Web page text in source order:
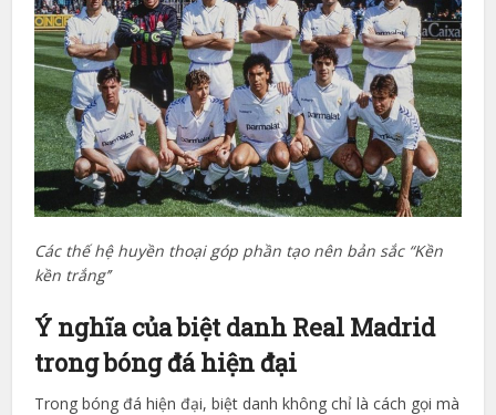
Các thế hệ huyền thoại góp phần tạo nên bản sắc “Kền
kền trắng’’
Ý nghĩa của biệt danh Real Madrid
trong bóng đá hiện đại
Trong bóng đá hiện đại, biệt danh không chỉ là cách gọi mà